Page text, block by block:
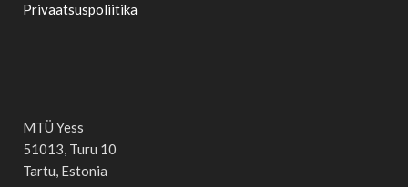
Privaatsuspoliitika
MTÜ Yess
51013, Turu 10
Tartu, Estonia